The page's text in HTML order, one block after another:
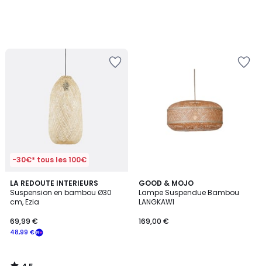
-30€* tous les 100€
LA REDOUTE INTERIEURS
Suspension en bambou Ø30
cm, Ezia
48,99 €
69,99 €
4,5
/ 5
GOOD & MOJO
Lampe Suspendue Bambou
LANGKAWI
169,00 €